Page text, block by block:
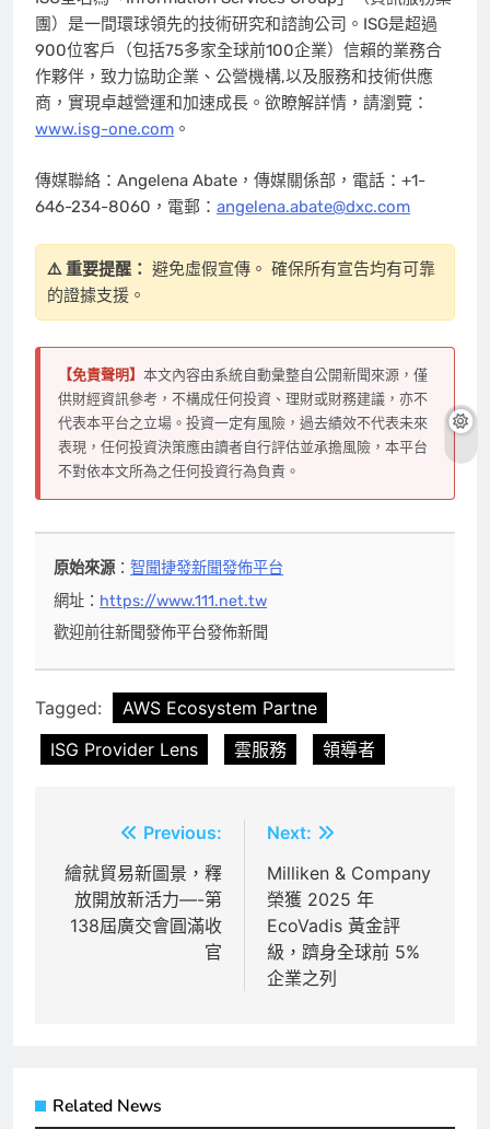
團）是一間環球領先的技術研究和諮詢公司。ISG是超過
900位客戶（包括75多家全球前100企業）信賴的業務合
作夥伴，致力協助企業、公營機構,以及服務和技術供應
商，實現卓越營運和加速成長。欲瞭解詳情，請瀏覽：
www.isg-one.com 。
傳媒聯絡：Angelena Abate，傳媒關係部，電話：+1-
646-234-8060，電郵： angelena.abate@dxc.com
⚠️ 重要提醒： 避免虛假宣傳。 確保所有宣告均有可靠
的證據支援。
【免責聲明】 本文內容由系統自動彙整自公開新聞來源，僅
供財經資訊參考，不構成任何投資、理財或財務建議，亦不
代表本平台之立場。投資一定有風險，過去績效不代表未來
表現，任何投資決策應由讀者自行評估並承擔風險，本平台
不對依本文所為之任何投資行為負責。
原始來源：智聞捷發新聞發佈平台
網址： https://www.111.net.tw
歡迎前往新聞發佈平台發佈新聞
Tagged:
AWS Ecosystem Partne
ISG Provider Lens
雲服務 領導者
章
導
Previous:
繪就貿易新圖景，釋
放開放新活力—-第
138屆廣交會圓滿收
官
Next:
Milliken & Company
榮獲 2025 年
EcoVadis 黃金評
級，躋身全球前 5%
企業之列
Related News